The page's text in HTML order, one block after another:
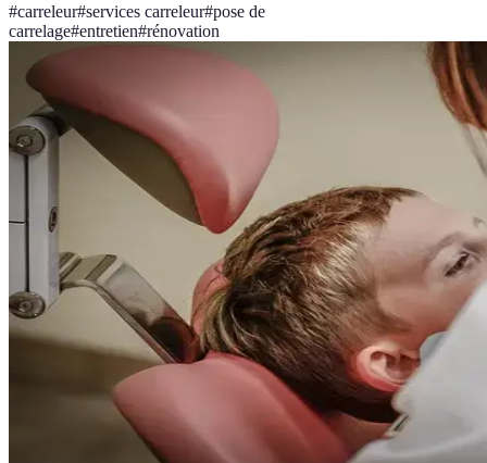
#carreleur#services carreleur#pose de
carrelage#entretien#rénovation